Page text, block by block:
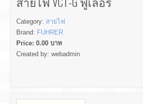
Category: สายไฟ
Brand: FUHRER
Price: 0.00 บาท
Created by: webadmin